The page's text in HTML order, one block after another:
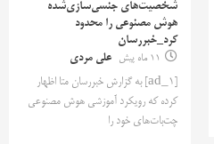
شخصیت‌های جنسی‌سازی‌شده
هوش مصنوعی را محدود
کرد_خبررسان
11 ماه پیش
علی مردی
[ad_1] به گزارش خبررسان متا اظهار
کرده که رویکرد آموزشی هوش مصنوعی
چت‌بات‌های خود را